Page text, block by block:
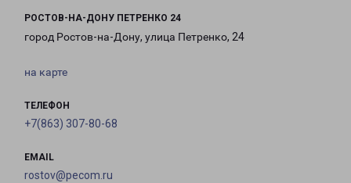
РОСТОВ-НА-ДОНУ ПЕТРЕНКО 24
город Ростов-на-Дону, улица Петренко, 24
на карте
ТЕЛЕФОН
+7(863) 307-80-68
EMAIL
rostov@pecom.ru